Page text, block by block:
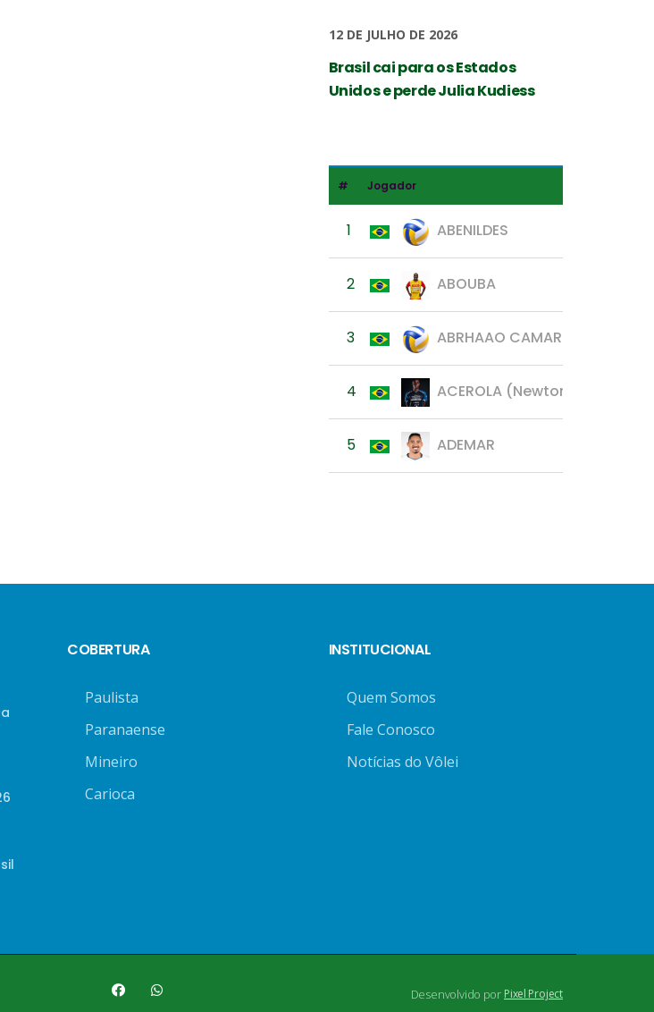
12 DE JULHO DE 2026
Brasil cai para os Estados
Unidos e perde Julia Kudiess
# Jogador
1 ABENILDES
2 ABOUBA
3 ABRHAAO CAMARGO
4 ACEROLA (Newton Fernandes)
5 ADEMAR
COBERTURA
Paulista
Paranaense
Mineiro
Carioca
INSTITUCIONAL
Quem Somos
Fale Conosco
Notícias do Vôlei
Desenvolvido por Pixel Project